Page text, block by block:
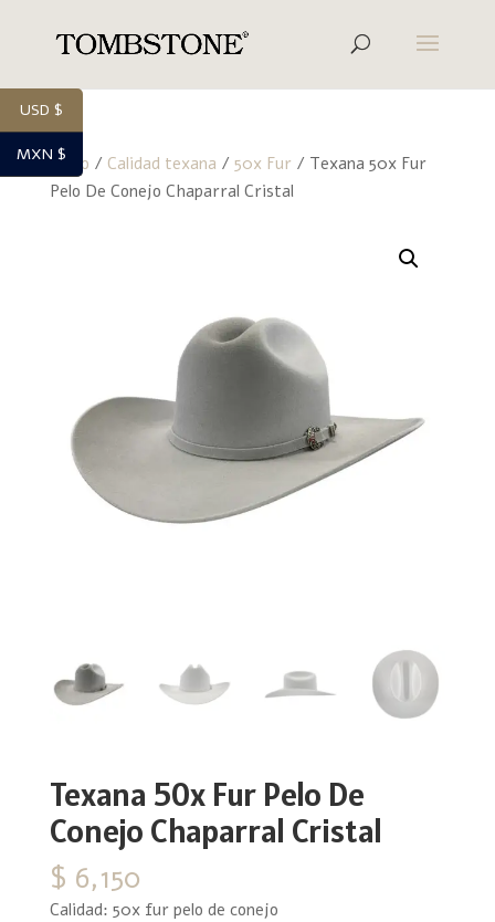
Inicio / Calidad texana / 50x Fur / Texana 50x Fur
Pelo De Conejo Chaparral Cristal
Texana 50x Fur Pelo De
Conejo Chaparral Cristal
$ 6,150
Calidad: 50x fur pelo de conejo
USD $
MXN $